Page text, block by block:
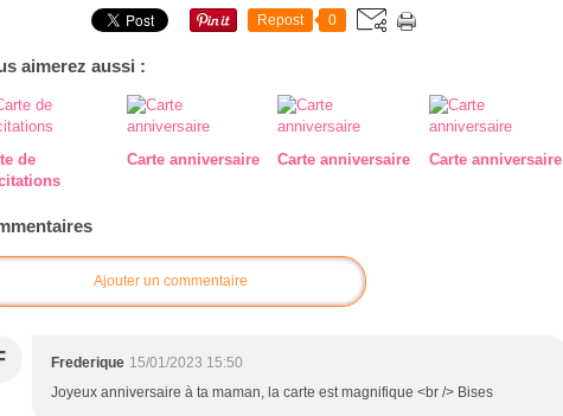
Repost 0
aimerez aussi :
de
Carte anniversaire Carte anniversaire Carte anniversaire
Ajouter un commentaire
Frederique 15/01/2023 15:50
Joyeux anniversaire à ta maman, la carte est magnifique <br /> Bises